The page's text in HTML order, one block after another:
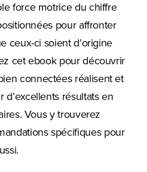
force motrice du chiffre
pour affronter
ceux-ci soient d’origine
cet ebook pour découvrir
connectées réalisent et
résultats en
Vous y trouverez
spécifiques pour